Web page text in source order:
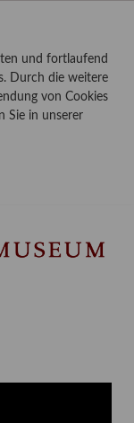
und fortlaufend
Durch die weitere
von Cookies
Sie in unserer